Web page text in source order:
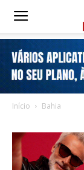
Notícias
Início Bahia